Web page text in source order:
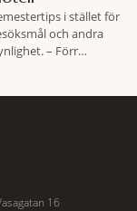
i stället för
och andra
– Förr
16